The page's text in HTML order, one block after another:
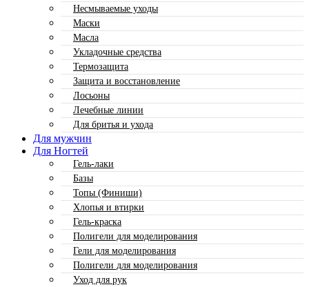
Несмываемые уходы
Маски
Масла
Укладочные средства
Термозащита
Защита и восстановление
Лосьоны
Лечебные линии
Для бритья и ухода
Для мужчин
Для Ногтей
Гель-лаки
Базы
Топы (Финиши)
Хлопья и втирки
Гель-краска
Полигели для моделирования
Гели для моделирования
Полигели для моделирования
Уход для рук